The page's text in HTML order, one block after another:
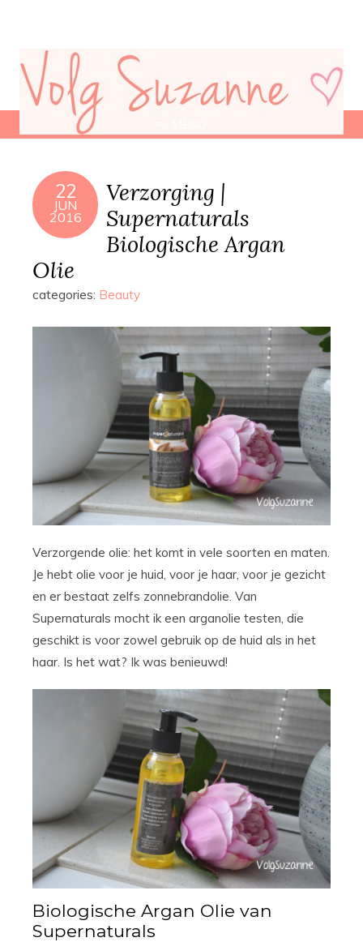
22
JUN
2016
Verzorging |
Supernaturals
Biologische Argan
Olie
categories: Beauty
Verzorgende olie: het komt in vele soorten en maten.
Je hebt olie voor je huid, voor je haar, voor je gezicht
en er bestaat zelfs zonnebrandolie. Van
Supernaturals mocht ik een arganolie testen, die
geschikt is voor zowel gebruik op de huid als in het
haar. Is het wat? Ik was benieuwd!
Biologische Argan Olie van
Supernaturals